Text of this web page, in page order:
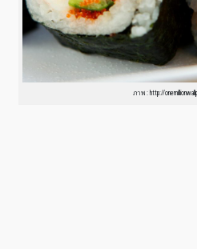
ภาพ : http://